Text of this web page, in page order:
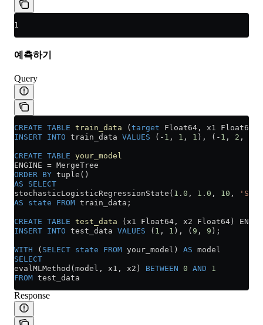
1
예측하기
Query
CREATE TABLE train_data ( target Float64, x1 Float64,
INSERT INTO train_data VALUES ( - 1 , 1 , 1 ), ( - 1 , 2 ,
CREATE TABLE your_model
ENGINE = MergeTree
ORDER BY tuple()
AS SELECT
stochasticLogisticRegressionState( 1 . 0 , 1 . 0 , 10 ,
'SGD'
AS state FROM train_data;
CREATE TABLE test_data (x1 Float64, x2 Float64)
INSERT INTO test_data VALUES ( 1 , 1 ), ( 9 , 9 );
WITH ( SELECT state FROM your_model) AS model
SELECT
evalMLMethod(model, x1, x2) BETWEEN 0 AND 1
FROM test_data
Response